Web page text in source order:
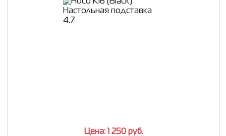
Цена: 1 250 руб.